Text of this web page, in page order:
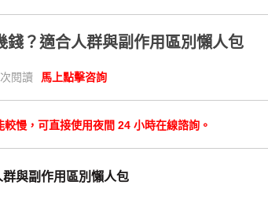
？適合人群與副作用區別懶人包
閱讀 馬上點擊咨詢
慢，可直接使用夜間 24 小時在線諮詢。
與副作用區別懶人包